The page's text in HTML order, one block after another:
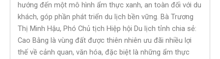
hướng đến một mô hình ẩm thực xanh, an toàn đối với du
khách, góp phần phát triển du lịch bền vững. Bà Trương
Thị Minh Hậu, Phó Chủ tịch Hiệp hội Du lịch tỉnh chia sẻ:
Cao Bằng là vùng đất được thiên nhiên ưu đãi nhiều lợi
thế về cảnh quan, văn hóa, đặc biệt là những ẩm thực